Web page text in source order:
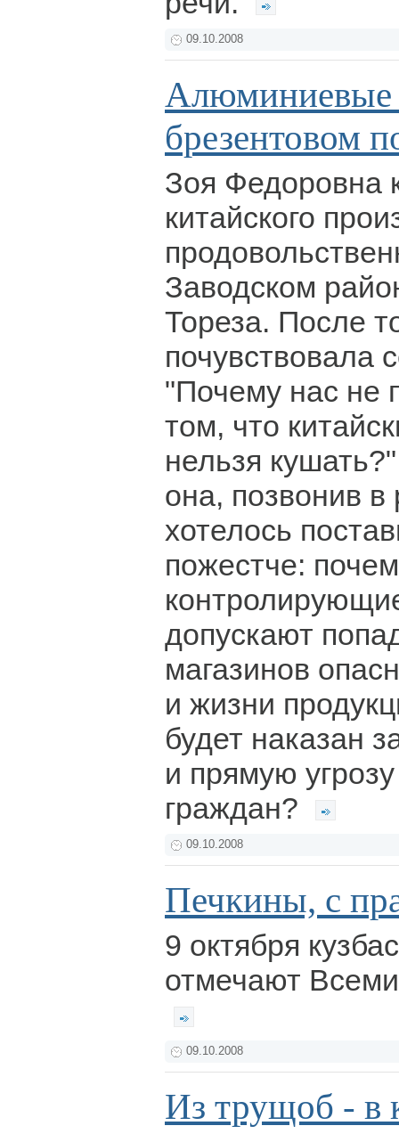
09.10.2008
Алюминиевые
брезентовом
Зоя Федоровна
китайского
Заводском
Тореза. После
почувствовала
"Почему нас не
том, что
нельзя
она, позвонив
хотелось
пожестче:
допускают
магазинов
и жизни
будет наказан
и прямую
граждан?
09.10.2008
Печкины, с
9 октября
отмечают
09.10.2008
Из трущоб - в